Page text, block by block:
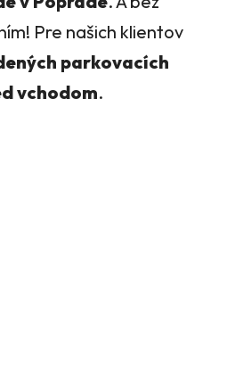
Pre našich klientov
parkovacích
vchodom.